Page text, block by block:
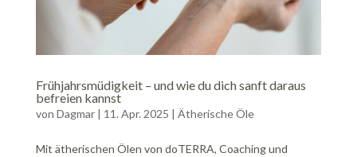
Frühjahrsmüdigkeit – und wie du dich sanft daraus
befreien kannst
von Dagmar| 11. Apr. 2025 | Ätherische Öle
Mit ätherischen Ölen von doTERRA, Coaching und